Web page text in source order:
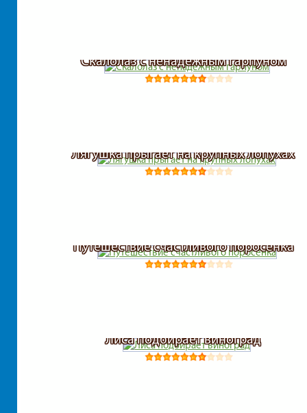
Скалолаз с ненадежным гарпуном
Лягушка прыгает на крупных лопухах
Путешествие счастливого поросенка
Лиса подбирает виноград